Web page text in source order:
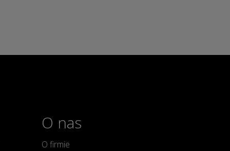
O nas
O firmie